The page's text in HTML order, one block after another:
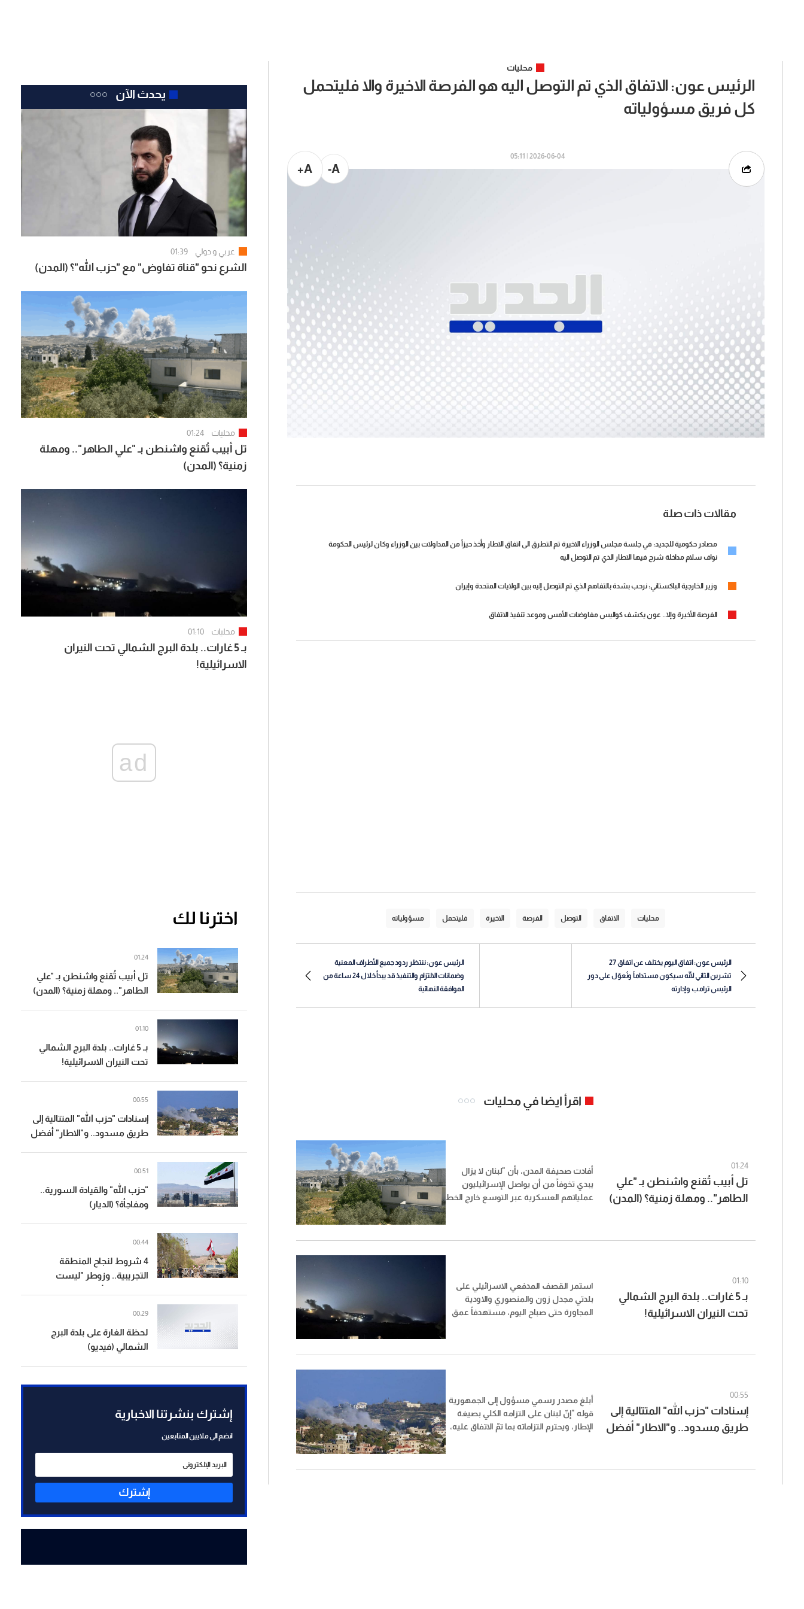
محليات
الرئيس عون: الاتفاق الذي تم التوصل اليه هو الفرصة الاخيرة والا فليتحمل
كل فريق مسؤولياته
2026-06-04 | 05:11
A-
A+
مقالات ذات صلة
مصادر حكومية للجديد: في جلسة مجلس الوزراء الاخيرة تم التطرق الى اتفاق الاطار وأخذ حيزاً من المداولات بين الوزراء وكان لرئيس الحكومة
نواف سلام مداخلة شرح فيها الاطار الذي تم التوصل اليه
وزير الخارجية الباكستاني: نرحب بشدة بالتفاهم الذي تم التوصل إليه بين الولايات المتحدة وإيران
الفرصة الأخيرة وإلا.. عون يكشف كواليس مفاوضات الأمس وموعد تنفيذ الاتفاق
محليات الاتفاق التوصل الفرصة الاخيرة فليتحمل مسؤولياته
الرئيس عون: اتفاق اليوم يختلف عن اتفاق 27
تشرين الثاني لأنّه سيكون مستداماً ونُعوّل على دور
الرئيس ترامب وإدارته
الرئيس عون: ننتظر ردود جميع الأطراف المعنية
وضمانات الالتزام والتنفيذ قد يبدأ خلال 24 ساعة من
الموافقة النهائية
اقرأ ايضا في محليات
01:24
تل أبيب تُقنع واشنطن بـ "علي
الطاهر".. ومهلة زمنية؟ (المدن)
أفادت صحيفة المدن، بأن "لبنان لا يزال
يبدي تخوفاً من أن يواصل الإسرائيليون
عملياتهم العسكرية عبر التوسع خارج الخط
محددة لدخول الجيش إلى علي الطاهر وفي
حال لم يقدم على هذه الخطوة فالتهديدات
تشير إلى أن الجيش الإسرائيلي هو الذي
01:10
بـ 5 غارات.. بلدة البرج الشمالي
تحت النيران الاسرائيلية!
استمر القصف المدفعي الاسرائيلي على
بلدتي مجدل زون والمنصوري والاودية
المجاورة حتى صباح اليوم، مستهدفاً عمق
00:55
إسنادات "حزب الله" المتتالية إلى
طريق مسدود.. و"الاطار" أفضل
أبلغ مصدر رسمي مسؤول إلى الجمهورية
قوله "إنّ لبنان على التزامه الكلي بصيغة
الإطار، ويحترم التزاماته بما تمّ الاتفاق عليه،
يحدث الآن
عربي و دولي 01:39
الشرع نحو "قناة تفاوض" مع "حزب الله"؟ (المدن)
محليات 01:24
تل أبيب تُقنع واشنطن بـ "علي الطاهر".. ومهلة
زمنية؟ (المدن)
محليات 01:10
بـ 5 غارات.. بلدة البرج الشمالي تحت النيران
الاسرائيلية!
ad
اخترنا لك
تل أبيب تُقنع واشنطن بـ "علي
الطاهر".. ومهلة زمنية؟ (المدن)
01:24
بـ 5 غارات.. بلدة البرج الشمالي
تحت النيران الاسرائيلية!
01:10
إسنادات "حزب الله" المتتالية إلى
طريق مسدود.. و"الاطار" أفضل
00:55
"حزب الله" والقيادة السورية..
ومفاجأة؟ (الديار)
00:51
4 شروط لنجاح المنطقة
التجريبية.. وزوطر "ليست
00:44
لحظة الغارة على بلدة البرج
الشمالي (فيديو)
00:29
إشترك بنشرتنا الاخبارية
انضم الى ملايين المتابعين
إشترك